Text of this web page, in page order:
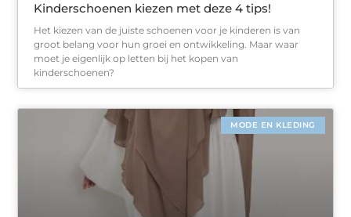
Kinderschoenen kiezen met deze 4 tips!
Het kiezen van de juiste schoenen voor je kinderen is van
groot belang voor hun groei en ontwikkeling. Maar waar
moet je eigenlijk op letten bij het kopen van
kinderschoenen?
MODE EN KLEDING